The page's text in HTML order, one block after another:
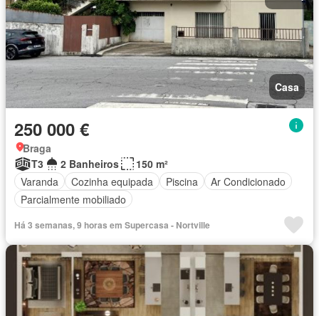
Casa
250 000 €
Braga
T3
2 Banheiros
150 m²
Varanda
Cozinha equipada Piscina
Ar Condicionado
Parcialmente mobiliado
Há 3 semanas, 9 horas em Supercasa - Nortville